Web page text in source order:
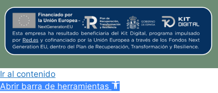
Ir al contenido
Abrir barra de herramientas